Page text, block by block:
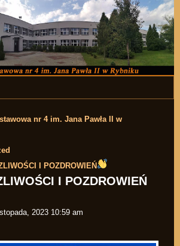
Przejdź do zawartości
nr 4 im. Jana Pawła II w
I POZDROWIEŃ
I POZDROWIEŃ
2023 10:59 am